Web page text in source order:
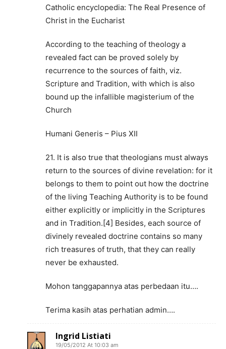
Catholic encyclopedia: The Real Presence of
Christ in the Eucharist
According to the teaching of theology a
revealed fact can be proved solely by
recurrence to the sources of faith, viz.
Scripture and Tradition, with which is also
bound up the infallible magisterium of the
Church
Humani Generis – Pius XII
21. It is also true that theologians must always
return to the sources of divine revelation: for it
belongs to them to point out how the doctrine
of the living Teaching Authority is to be found
either explicitly or implicitly in the Scriptures
and in Tradition.[4] Besides, each source of
divinely revealed doctrine contains so many
rich treasures of truth, that they can really
never be exhausted.
Mohon tanggapannya atas perbedaan itu….
Terima kasih atas perhatian admin….
Ingrid Listiati
19/05/2012 At 10:03 am